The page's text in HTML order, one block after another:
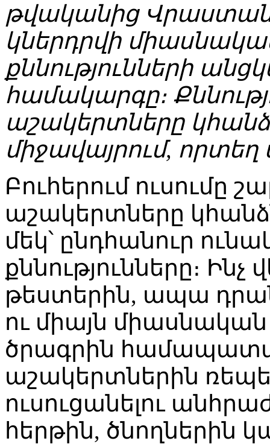
թվականից
կներդրվի
քննությունների
համակարգը։
աշակերտները
միջավայրում, որտեղ
Բուհերում ուսումը
աշակերտները
մեկ՝ ընդհանուր
քննությունները։
թեստերին, ապա
ու միայն
ծրագրին
աշակերտներին
ուսուցանելու
հերթին,